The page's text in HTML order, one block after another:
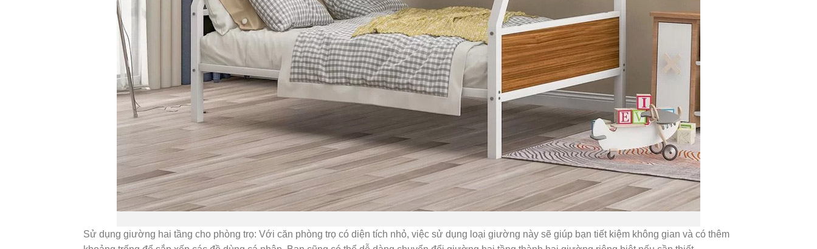
Sử dụng giường hai tầng cho phòng trọ: Với căn phòng trọ có diện tích nhỏ, việc sử dụng loại giường này sẽ giúp bạn tiết kiệm không gian và có thêm